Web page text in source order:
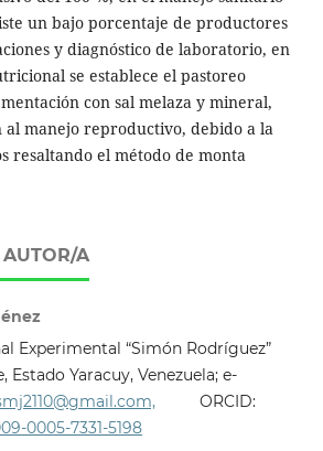
un bajo porcentaje de productores
y diagnóstico de laboratorio, en
se establece el pastoreo
con sal melaza y mineral,
al manejo reproductivo, debido a la
resaltando el método de monta
AUTOR/A
Experimental “Simón Rodríguez”
Estado Yaracuy, Venezuela; e-
ORCID:
0005-7331-5198